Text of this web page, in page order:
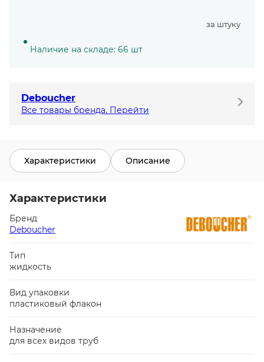
за штуку
Наличие на складе: 66 шт
Deboucher
Все товары бренда. Перейти
Характеристики Описание
Характеристики
Бренд
Deboucher
Тип
жидкость
Вид упаковки
пластиковый флакон
Назначение
для всех видов труб